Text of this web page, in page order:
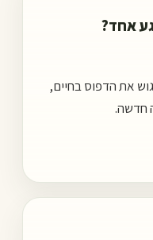
אחד?
זמן לפגוש את הדפוס בחיים,
חדשה.